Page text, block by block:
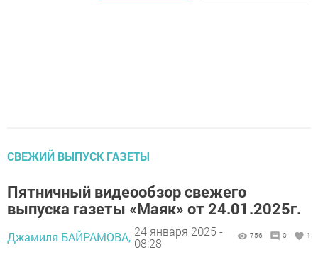
СВЕЖИЙ ВЫПУСК ГАЗЕТЫ
Пятничный видеообзор свежего
выпуска газеты «Маяк» от 24.01.2025г.
Джамиля БАЙРАМОВА, 24 января 2025 -
08:28
756 0 1